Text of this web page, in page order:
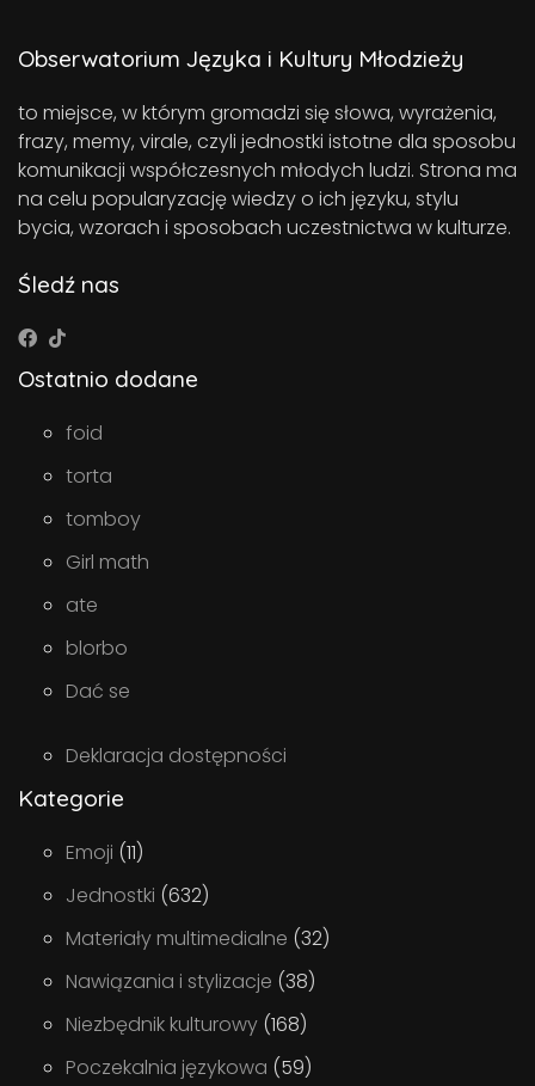
Obserwatorium Języka i Kultury Młodzieży
to miejsce, w którym gromadzi się słowa, wyrażenia,
frazy, memy, virale, czyli jednostki istotne dla sposobu
komunikacji współczesnych młodych ludzi. Strona ma
na celu popularyzację wiedzy o ich języku, stylu
bycia, wzorach i sposobach uczestnictwa w kulturze.
Śledź nas
Ostatnio dodane
foid
torta
tomboy
Girl math
ate
blorbo
Dać se
Deklaracja dostępności
Kategorie
Emoji (11)
Jednostki (632)
Materiały multimedialne (32)
Nawiązania i stylizacje (38)
Niezbędnik kulturowy (168)
Poczekalnia językowa (59)